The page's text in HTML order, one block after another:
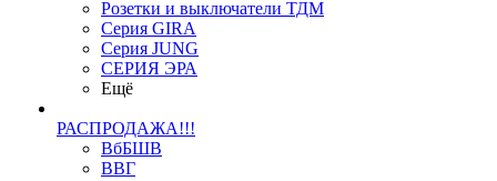
Розетки и выключатели ТДМ
Серия GIRA
Серия JUNG
СЕРИЯ ЭРА
Ещё
РАСПРОДАЖА!!!
ВбБШВ
ВВГ